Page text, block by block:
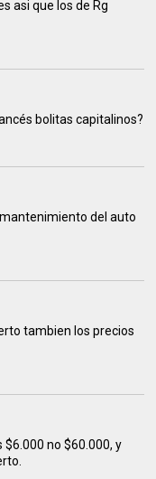
asi que los de Rg
bolitas capitalinos?
del auto
tambien los precios
no $60.000, y